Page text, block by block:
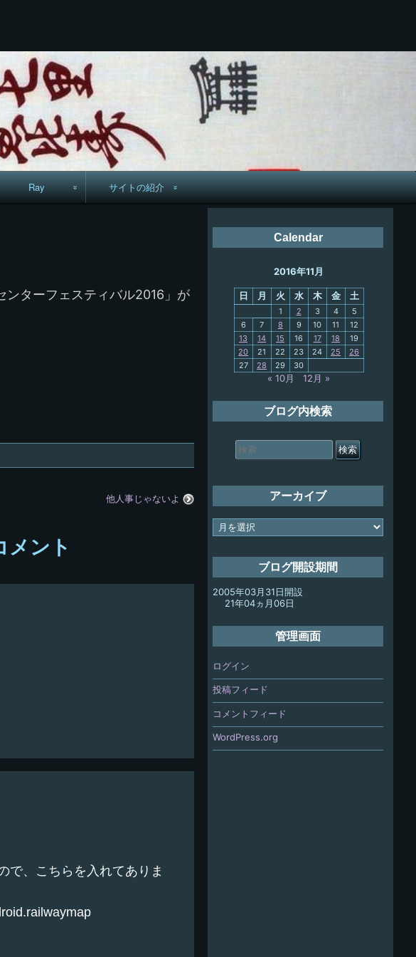
Ray サイトの紹介
ンターフェスティバル2016」が
他人事じゃないよ
メント
で、こちらを入れてありま
Calendar
2016年11月
日 月 火 水 木 金 土
1 2 3 4
5
6
7 8 9 10 11
12
13
14 15 16 17 18
19
20
21 22 23 24 25
26
27
28 29 30
« 10月 12月 »
ブログ内検索
索
アーカイブ
ア
ー
ブ
ブログ開設期間
2005年03月31日開設
21年04ヵ月06日
管理画面
ログイン
投稿フィード
コメントフィード
WordPress.org